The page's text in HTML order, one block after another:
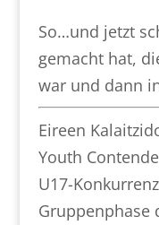
So…und jetzt
gemacht hat,
war und dann
Eireen
Youth
U17-
Gruppenphase